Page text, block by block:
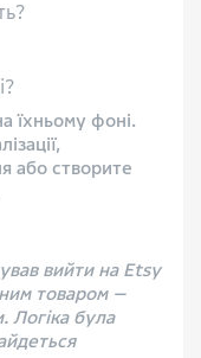
їхньому фоні.
або створите
вийти на Etsy
товаром —
Логіка була